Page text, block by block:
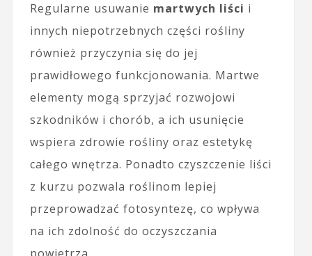
Regularne usuwanie martwych liści i
innych niepotrzebnych części rośliny
również przyczynia się do jej
prawidłowego funkcjonowania. Martwe
elementy mogą sprzyjać rozwojowi
szkodników i chorób, a ich usunięcie
wspiera zdrowie rośliny oraz estetykę
całego wnętrza. Ponadto czyszczenie liści
z kurzu pozwala roślinom lepiej
przeprowadzać fotosyntezę, co wpływa
na ich zdolność do oczyszczania